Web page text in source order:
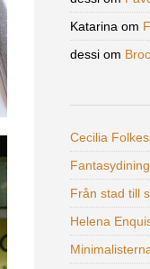
Katarina om
dessi om
Cecilia
Fantasydining
Från stad till
Helena